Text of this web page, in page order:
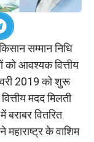
सम्मान निधि
आवश्यक वित्तीय
2019 को शुरू
मदद मिलती
वितरित
महाराष्ट्र के वाशिम